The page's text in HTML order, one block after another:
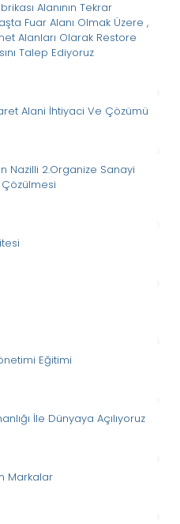
Alanının Tekrar
Fuar Alanı Olmak Üzere ,
Alanları Olarak Restore
Talep Ediyoruz
Alani İhtiyaci Ve Çözümü
Nazilli 2.Organize Sanayi
Eğitimi
İle Dünyaya Açılıyoruz
Markalar